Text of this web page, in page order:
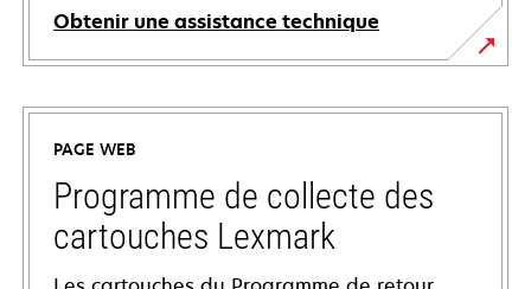
Obtenir une assistance technique
s’ouvre
dans
nouvel
onglet
PAGE WEB
Programme de collecte des
cartouches Lexmark